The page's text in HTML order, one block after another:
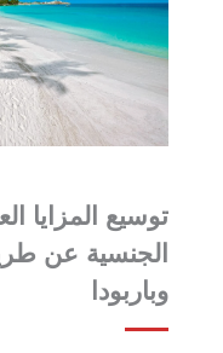
توسيع المزايا
الجنسية عن
وباربودا